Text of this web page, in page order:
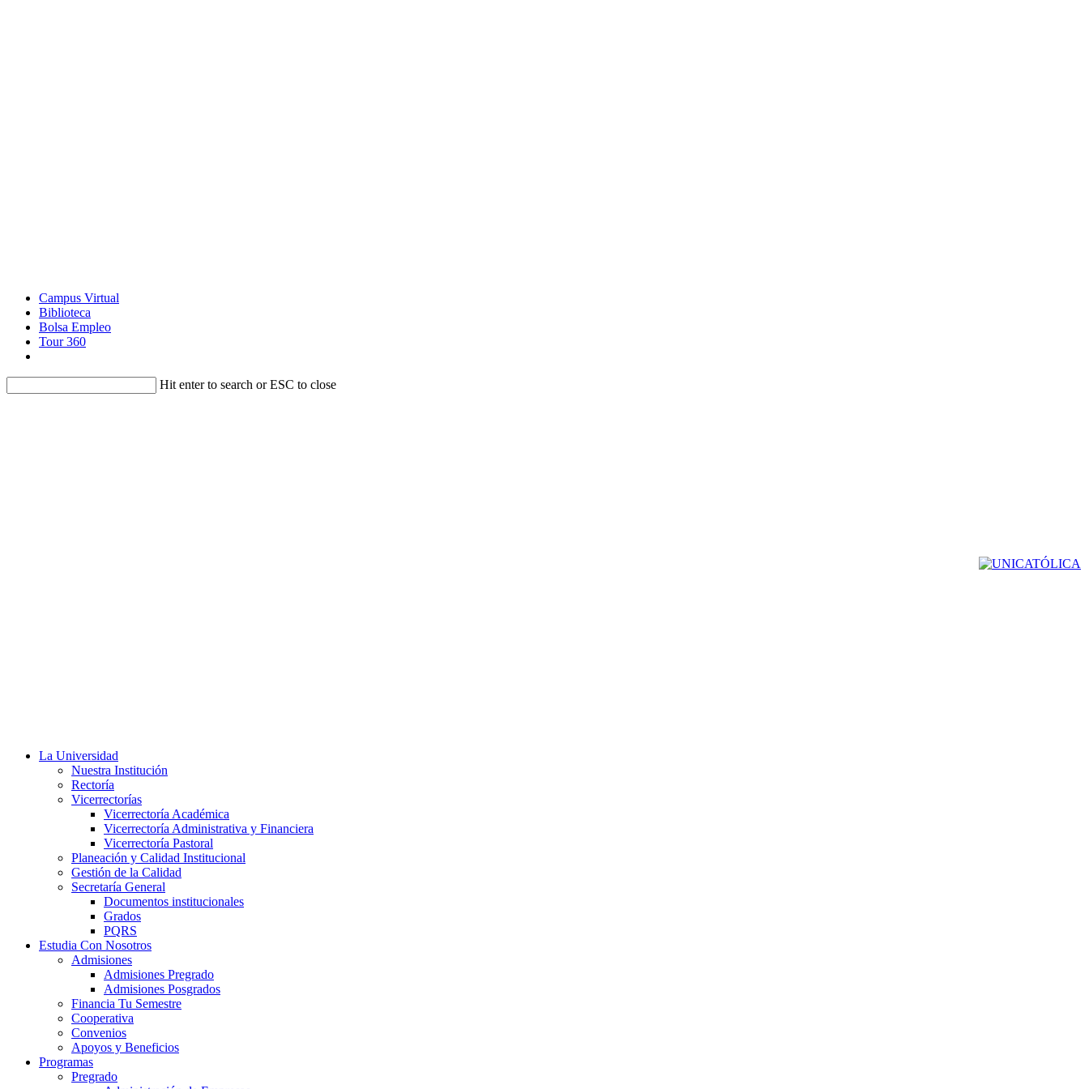
Campus Virtual
Biblioteca
Bolsa Empleo
Tour 360
Hit enter to search or ESC to close
La Universidad
Nuestra Institución
Rectoría
Vicerrectorías
Vicerrectoría Académica
Vicerrectoría Administrativa y Financiera
Vicerrectoría Pastoral
Planeación y Calidad Institucional
Gestión de la Calidad
Secretaría General
Documentos institucionales
Grados
PQRS
Estudia Con Nosotros
Admisiones
Admisiones Pregrado
Admisiones Posgrados
Financia Tu Semestre
Cooperativa
Convenios
Apoyos y Beneficios
Programas
Pregrado